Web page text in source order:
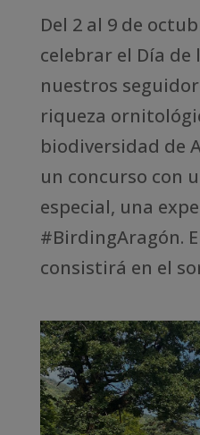
Del 2 al 9 de
celebrar el Día de
nuestros
riqueza
biodiversidad de
un concurso con
especial, una
#BirdingAragón.
consistirá en el